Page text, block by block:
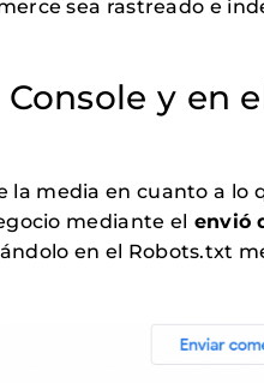
sea rastreado e
y en
la media en cuanto a lo
mediante el envió
en el Robots.txt